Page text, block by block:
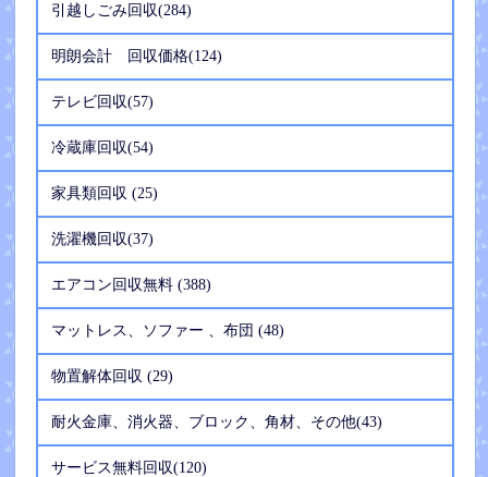
引越しごみ回収(284)
明朗会計 回収価格(124)
テレビ回収(57)
冷蔵庫回収(54)
家具類回収 (25)
洗濯機回収(37)
エアコン回収無料 (388)
マットレス、ソファー 、布団 (48)
物置解体回収 (29)
耐火金庫、消火器、ブロック、角材、その他(43)
サービス無料回収(120)